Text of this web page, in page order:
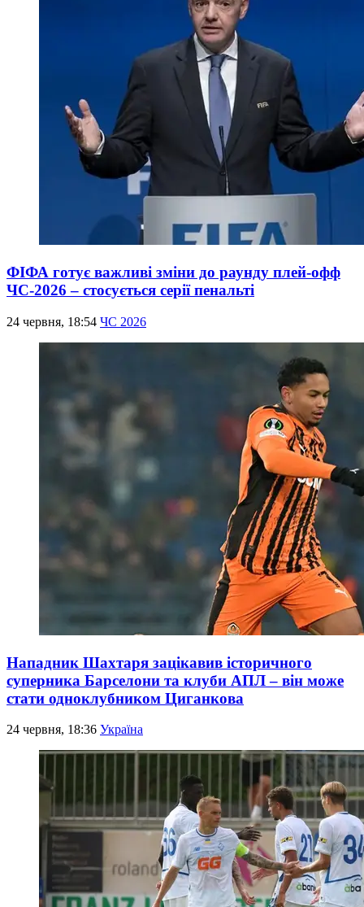
ФІФА готує важливі зміни до раунду плей-офф
ЧС-2026 – стосується серії пенальті
24 червня, 18:54 ЧС 2026
Нападник Шахтаря зацікавив історичного
суперника Барселони та клуби АПЛ – він може
стати одноклубником Циганкова
24 червня, 18:36 Україна